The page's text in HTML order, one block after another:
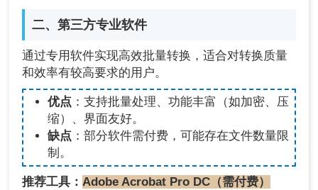
二、第三方专业软件
通过专用软件实现高效批量转换，适合对转换质量
和效率有较高要求的用户。
优点 ：支持批量处理、功能丰富（如加密、压
缩）、界面友好。
缺点 ：部分软件需付费，可能存在文件数量限
制。
推荐工具：Adobe Acrobat Pro DC（需付费）